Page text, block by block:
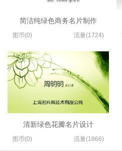
简洁纯绿色商务名片制作
图币(0) 流量(1724)
清新绿色花瓣名片设计
图币(0) 流量(1866)